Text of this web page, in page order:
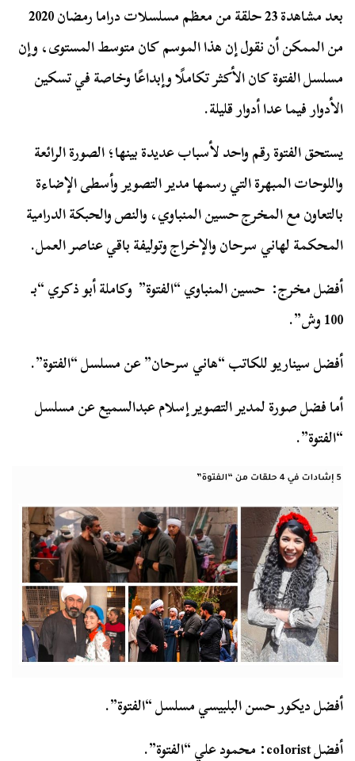
بعد مشاهدة 23 حلقة من معظم مسلسلات دراما رمضان 2020
من الممكن أن نقول إن هذا الموسم كان متوسط المستوى، وإن
مسلسل الفتوة كان الأكثر تكاملًا وإبداعًا وخاصة في تسكين
الأدوار فيما عدا أدوار قليلة.
يستحق الفتوة رقم واحد لأسباب عديدة بينها؛ الصورة الرائعة
واللوحات المبهرة التي رسمها مدير التصوير وأسطى الإضاءة
بالتعاون مع المخرج حسين المنباوي، والنص والحبكة الدرامية
المحكمة لهاني سرحان والإخراج وتوليفة باقي عناصر العمل.
أفضل مخرج: حسين المنباوي “الفتوة” وكاملة أبو ذكري “بـ
100 وش”.
أفضل سيناريو للكاتب “هاني سرحان” عن مسلسل “الفتوة”.
أما فضل صورة لمدير التصوير إسلام عبدالسميع عن مسلسل
“الفتوة”.
أفضل ديكور حسن البلبيسي مسلسل “الفتوة”.
أفضل colorist: محمود علي “الفتوة”.